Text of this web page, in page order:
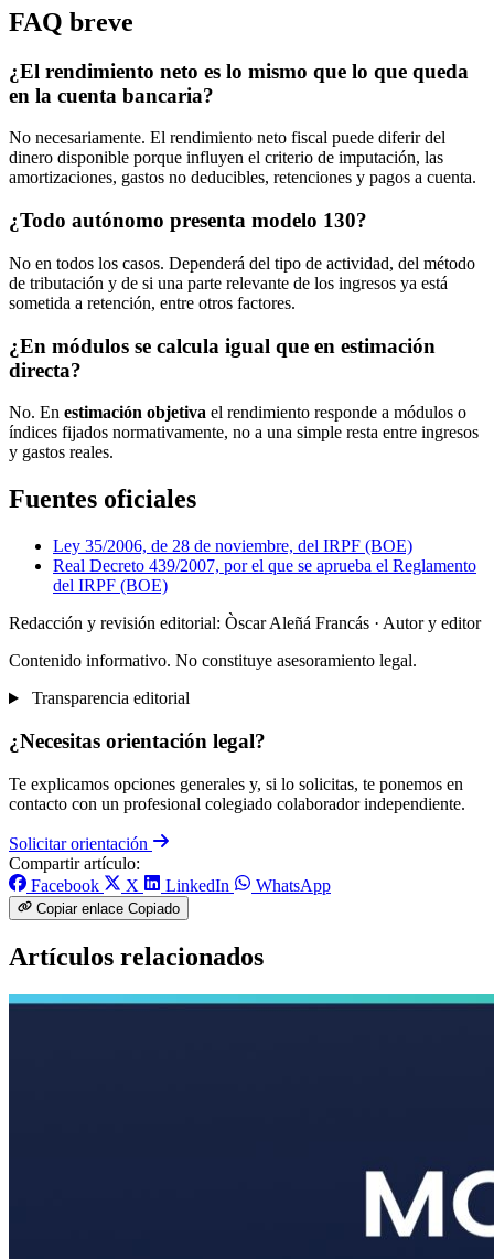
FAQ breve
¿El rendimiento neto es lo mismo que lo que queda
en la cuenta bancaria?
No necesariamente. El rendimiento neto fiscal puede diferir del
dinero disponible porque influyen el criterio de imputación, las
amortizaciones, gastos no deducibles, retenciones y pagos a cuenta.
¿Todo autónomo presenta modelo 130?
No en todos los casos. Dependerá del tipo de actividad, del método
de tributación y de si una parte relevante de los ingresos ya está
sometida a retención, entre otros factores.
¿En módulos se calcula igual que en estimación
directa?
No. En estimación objetiva el rendimiento responde a módulos o
índices fijados normativamente, no a una simple resta entre ingresos
y gastos reales.
Fuentes oficiales
Ley 35/2006, de 28 de noviembre, del IRPF (BOE)
Real Decreto 439/2007, por el que se aprueba el Reglamento
del IRPF (BOE)
Redacción y revisión editorial: Òscar Aleñá Francás · Autor y editor
Contenido informativo. No constituye asesoramiento legal.
Transparencia editorial
¿Necesitas orientación legal?
Te explicamos opciones generales y, si lo solicitas, te ponemos en
contacto con un profesional colegiado colaborador independiente.
Solicitar orientación
Compartir artículo:
Facebook
X LinkedIn WhatsApp
Copiar enlace Copiado
Artículos relacionados